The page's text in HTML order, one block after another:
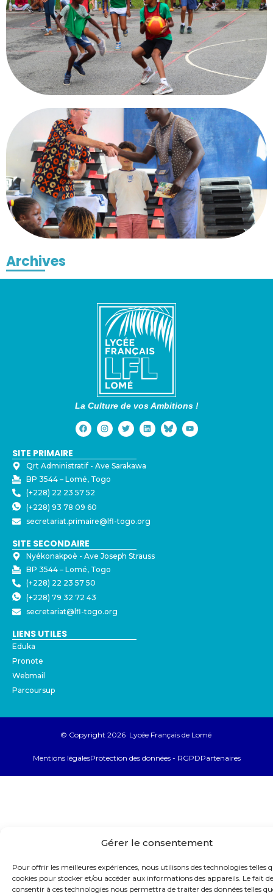
Gérer le consentement
Pour offrir les meilleures expériences, nous utilisons des technologies telles
cookies pour stocker et/ou accéder aux informations des appareils. Le fait de
consentir à ces technologies nous permettra de traiter des données telles
Archives
La Culture de vos Ambitions !
SITE PRIMAIRE
Qrt Administratif - ⁠Ave Sarakawa
BP 3544 – Lomé, Togo
(+228) 22 23 57 52
(+228) 93 78 09 60
secretariat.primaire@lfl-togo.org
SITE SECONDAIRE
Nyékonakpoè - ⁠Ave Joseph Strauss
BP 3544 – Lomé, Togo
(+228) 22 23 57 50
(+228) 79 32 72 43
secretariat@lfl-togo.org
LIENS UTILES
Eduka
Pronote
Webmail
Parcoursup
© Copyright 2026 Lycée Français de Lomé
Mentions légalesProtection des données - RGPDPartenaires